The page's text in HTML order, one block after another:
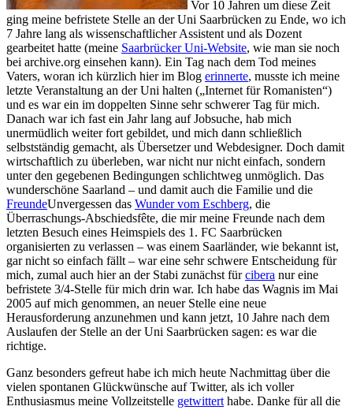
Vor 10 Jahren um diese Zeit
ging meine befristete Stelle an der Uni Saarbrücken zu Ende, wo ich
7 Jahre lang als wissenschaftlicher Assistent und als Dozent
gearbeitet hatte (meine Saarbrücker Uni-Website, wie man sie noch
bei archive.org einsehen kann). Ein Tag nach dem Tod meines
Vaters, woran ich kürzlich hier im Blog erinnerte, musste ich meine
letzte Veranstaltung an der Uni halten („Internet für Romanisten“)
und es war ein im doppelten Sinne sehr schwerer Tag für mich.
Danach war ich fast ein Jahr lang auf Jobsuche, hab mich
unermüdlich weiter fort gebildet, und mich dann schließlich
selbstständig gemacht, als Übersetzer und Webdesigner. Doch damit
wirtschaftlich zu überleben, war nicht nur nicht einfach, sondern
unter den gegebenen Bedingungen schlichtweg unmöglich. Das
wunderschöne Saarland – und damit auch die Familie und die
FreundeUnvergessen das Wunder vom Eschberg, die
Überraschungs-Abschiedsfête, die mir meine Freunde nach dem
letzten Besuch eines Heimspiels des 1. FC Saarbrücken
organisierten zu verlassen – was einem Saarländer, wie bekannt ist,
gar nicht so einfach fällt – war eine sehr schwere Entscheidung für
mich, zumal auch hier an der Stabi zunächst fürcibera nur eine
befristete 3/4-Stelle für mich drin war. Ich habe das Wagnis im Mai
2005 auf mich genommen, an neuer Stelle eine neue
Herausforderung anzunehmen und kann jetzt, 10 Jahre nach dem
Auslaufen der Stelle an der Uni Saarbrücken sagen: es war die
richtige.
Ganz besonders gefreut habe ich mich heute Nachmittag über die
vielen spontanen Glückwünsche auf Twitter, als ich voller
Enthusiasmus meine Vollzeitstelle getwittert habe. Danke für all die